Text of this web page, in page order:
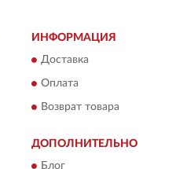
ИНФОРМАЦИЯ
Доставка
Оплата
Возврат товара
ДОПОЛНИТЕЛЬНО
Блог